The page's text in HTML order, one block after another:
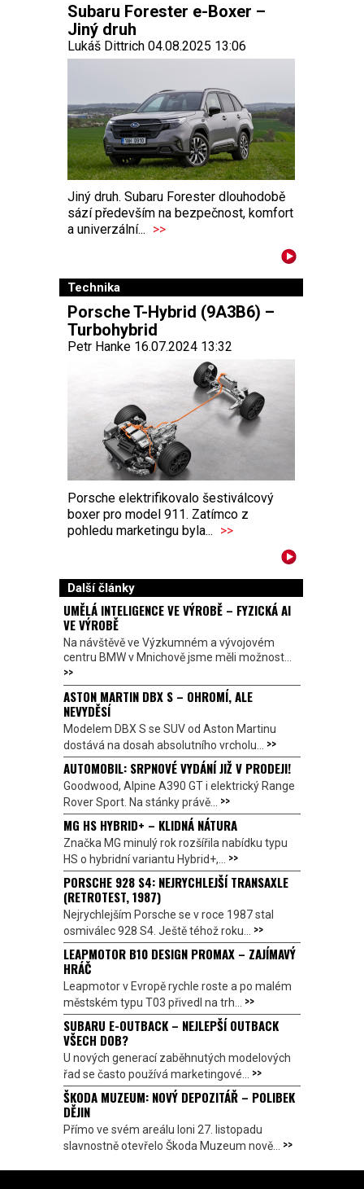
Subaru Forester e-Boxer –
Jiný druh
Lukáš Dittrich 04.08.2025 13:06
Jiný druh. Subaru Forester dlouhodobě
sází především na bezpečnost, komfort
a univerzální... >>
Technika
Porsche T-Hybrid (9A3B6) –
Turbohybrid
Petr Hanke 16.07.2024 13:32
Porsche elektrifikovalo šestiválcový
boxer pro model 911. Zatímco z
pohledu marketingu byla... >>
Další články
UMĚLÁ INTELIGENCE VE VÝROBĚ – FYZICKÁ AI
VE VÝROBĚ
Na návštěvě ve Výzkumném a vývojovém
centru BMW v Mnichově jsme měli možnost...
>>
ASTON MARTIN DBX S – OHROMÍ, ALE
NEVYDĚSÍ
Modelem DBX S se SUV od Aston Martinu
dostává na dosah absolutního vrcholu... >>
AUTOMOBIL: SRPNOVÉ VYDÁNÍ JIŽ V PRODEJI!
Goodwood, Alpine A390 GT i elektrický Range
Rover Sport. Na stánky právě... >>
MG HS HYBRID+ – KLIDNÁ NÁTURA
Značka MG minulý rok rozšířila nabídku typu
HS o hybridní variantu Hybrid+,... >>
PORSCHE 928 S4: NEJRYCHLEJŠÍ TRANSAXLE
(RETROTEST, 1987)
Nejrychlejším Porsche se v roce 1987 stal
osmiválec 928 S4. Ještě téhož roku... >>
LEAPMOTOR B10 DESIGN PROMAX – ZAJÍMAVÝ
HRÁČ
Leapmotor v Evropě rychle roste a po malém
městském typu T03 přivedl na trh... >>
SUBARU E-OUTBACK – NEJLEPŠÍ OUTBACK
VŠECH DOB?
U nových generací zaběhnutých modelových
řad se často používá marketingové... >>
ŠKODA MUZEUM: NOVÝ DEPOZITÁŘ – POLIBEK
DĚJIN
Přímo ve svém areálu loni 27. listopadu
slavnostně otevřelo Škoda Muzeum nově... >>